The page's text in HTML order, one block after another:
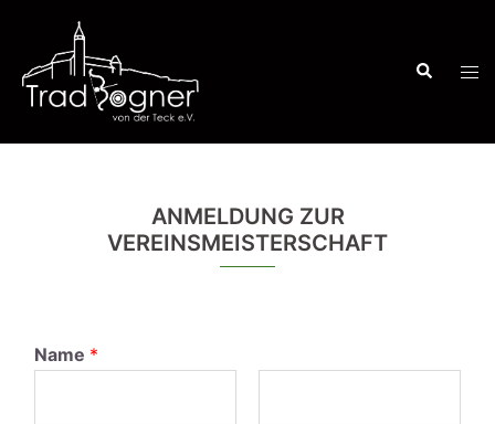
springen
Suche
ANMELDUNG ZUR
VEREINSMEISTERSCHAFT
Name *